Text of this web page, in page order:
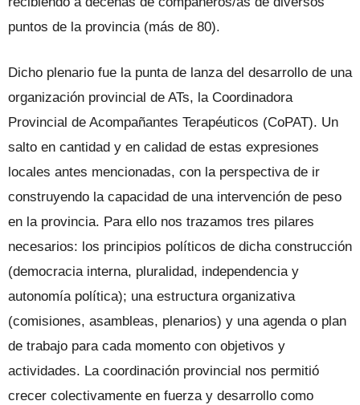
puntos de la provincia (más de 80).
Dicho plenario fue la punta de lanza del desarrollo de una
organización provincial de ATs, la Coordinadora
Provincial de Acompañantes Terapéuticos (CoPAT). Un
salto en cantidad y en calidad de estas expresiones
locales antes mencionadas, con la perspectiva de ir
construyendo la capacidad de una intervención de peso
en la provincia. Para ello nos trazamos tres pilares
necesarios: los principios políticos de dicha construcción
(democracia interna, pluralidad, independencia y
autonomía política); una estructura organizativa
(comisiones, asambleas, plenarios) y una agenda o plan
de trabajo para cada momento con objetivos y
actividades. La coordinación provincial nos permitió
crecer colectivamente en fuerza y desarrollo como